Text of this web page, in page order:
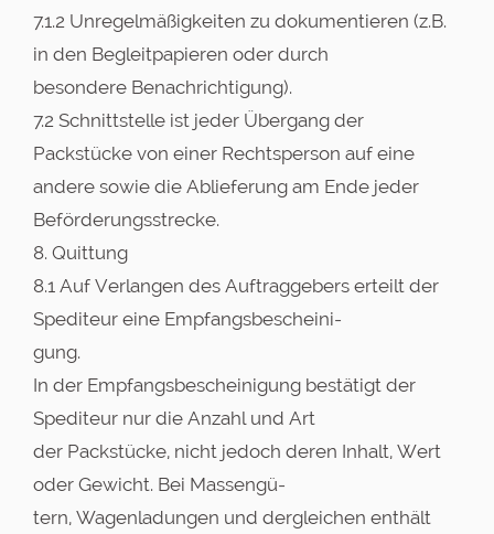
7.1.2 Unregelmäßigkeiten zu dokumentieren (z.B.
in den Begleitpapieren oder durch
besondere Benachrichtigung).
7.2 Schnittstelle ist jeder Übergang der
Packstücke von einer Rechtsperson auf eine
andere sowie die Ablieferung am Ende jeder
Beförderungsstrecke.
8. Quittung
8.1 Auf Verlangen des Auftraggebers erteilt der
Spediteur eine Empfangsbescheini-
gung.
In der Empfangsbescheinigung bestätigt der
Spediteur nur die Anzahl und Art
der Packstücke, nicht jedoch deren Inhalt, Wert
oder Gewicht. Bei Massengü-
tern, Wagenladungen und dergleichen enthält